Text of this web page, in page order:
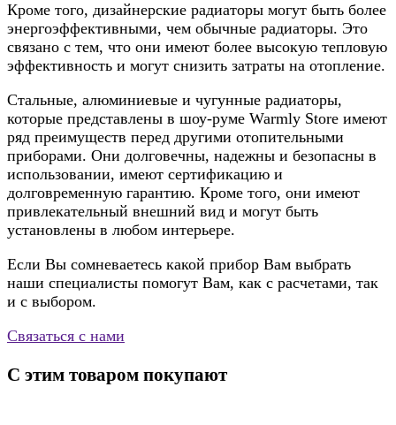
Кроме того, дизайнерские радиаторы могут быть более
энергоэффективными, чем обычные радиаторы. Это
связано с тем, что они имеют более высокую тепловую
эффективность и могут снизить затраты на отопление.
Стальные, алюминиевые и чугунные радиаторы,
которые представлены в шоу-руме Warmly Store имеют
ряд преимуществ перед другими отопительными
приборами. Они долговечны, надежны и безопасны в
использовании, имеют сертификацию и
долговременную гарантию. Кроме того, они имеют
привлекательный внешний вид и могут быть
установлены в любом интерьере.
Если Вы сомневаетесь какой прибор Вам выбрать
наши специалисты помогут Вам, как с расчетами, так
и с выбором.
Связаться с нами
С этим товаром покупают